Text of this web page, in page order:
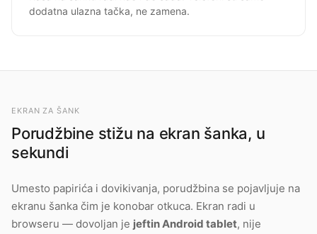
dodatna ulazna tačka, ne zamena.
EKRAN ZA ŠANK
Porudžbine stižu na ekran šanka, u
sekundi
Umesto papirića i dovikivanja, porudžbina se pojavljuje na
ekranu šanka čim je konobar otkuca. Ekran radi u
browseru — dovoljan je jeftin Android tablet, nije